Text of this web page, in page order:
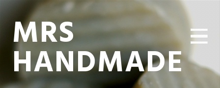
MRS
HANDMADE